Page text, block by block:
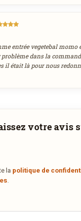
5
19 20 21 22
26 27 28 29
téléphone
LA
DE PLATS LIVRÉS AU
entrée vegetebal momo
dans la
il était là pour nous
votre avis
la politique de